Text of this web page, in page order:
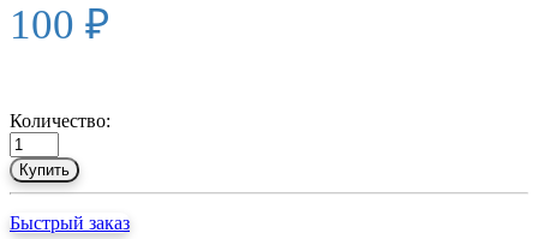
100 ₽
Количество:
Купить
Быстрый заказ